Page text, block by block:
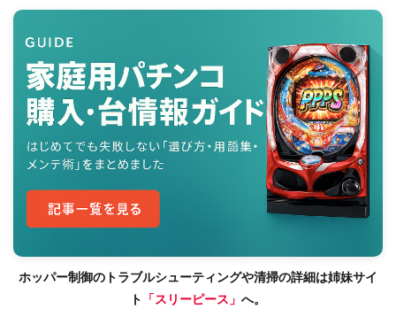
ホッパー制御のトラブルシューティングや清掃の詳細は姉妹サイ
ト 「スリーピース」 へ。